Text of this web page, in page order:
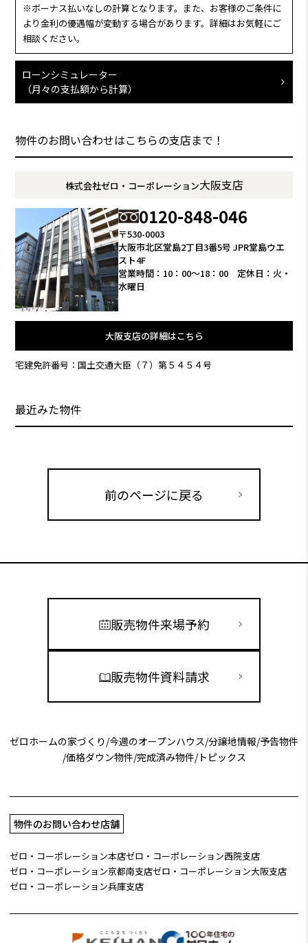
※ボーナス払いなしの計算となります。また、お客様のご条件に
より金利の優遇幅が変動する場合があります。詳細はお気軽にご
相談ください。
ローンシミュレーター
（月々の支払額から計算）
物件のお問い合わせはこちらの支店まで！
株式会社ゼロ・コーポレーション大阪支店
0120-848-046
〒530-0003
大阪市北区堂島2丁目3番5号 JPR堂島ウエ
スト4F
営業時間：10：00～18：00 定休日：火・
水曜日
大阪支店の詳細はこちら
宅建免許番号：国土交通大臣（７）第５４５４号
最近みた物件
前のページに戻る
販売物件来場予約
販売物件資料請求
ゼロホームの家づくり /今週のオープンハウス/分譲地情報/予告物件
/価格ダウン物件/完成済み物件/トピックス
物件のお問い合わせ店舗
ゼロ・コーポレーション本店ゼロ・コーポレーション西院支店
ゼロ・コーポレーション京都南支店ゼロ・コーポレーション大阪支店
ゼロ・コーポレーション兵庫支店